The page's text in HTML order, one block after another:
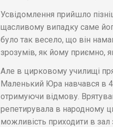
Усвідомлення прийшло
щасливому випадку саме
було так весело, що він
зрозумів, як йому приємно,
Але в цирковому училищі
Маленький Юра навчався в
отримуючи відмову.
репетирувала в народному
можливість приходити в зал